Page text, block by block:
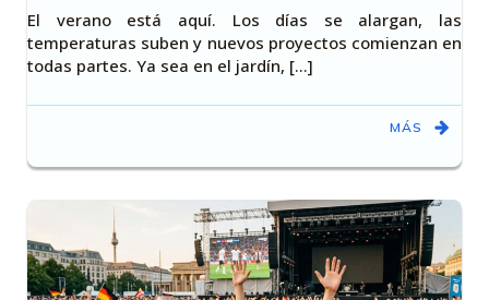
El verano está aquí. Los días se alargan, las
temperaturas suben y nuevos proyectos comienzan en
todas partes. Ya sea en el jardín, [...]
MÁS